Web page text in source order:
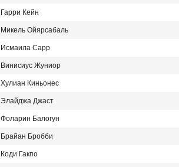
Гарри Кейн
Микель Ойярсабаль
Исмаила Сарр
Винисиус Жуниор
Хулиан Киньонес
Элайджа Джаст
Фоларин Балогун
Брайан Бробби
Коди Гакпо